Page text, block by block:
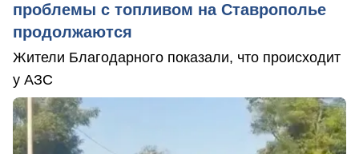
проблемы с топливом на Ставрополье
продолжаются
Жители Благодарного показали, что происходит
у АЗС